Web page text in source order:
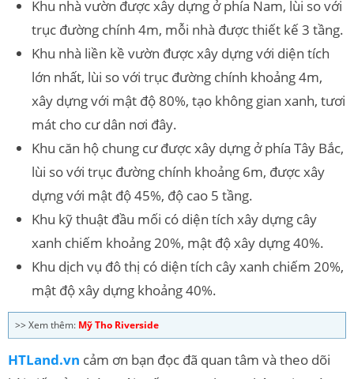
Khu nhà vườn được xây dựng ở phía Nam, lùi so với
trục đường chính 4m, mỗi nhà được thiết kế 3 tầng.
Khu nhà liền kề vườn được xây dựng với diện tích
lớn nhất, lùi so với trục đường chính khoảng 4m,
xây dựng với mật độ 80%, tạo không gian xanh, tươi
mát cho cư dân nơi đây.
Khu căn hộ chung cư được xây dựng ở phía Tây Bắc,
lùi so với trục đường chính khoảng 6m, được xây
dựng với mật độ 45%, độ cao 5 tầng.
Khu kỹ thuật đầu mối có diện tích xây dựng cây
xanh chiếm khoảng 20%, mật độ xây dựng 40%.
Khu dịch vụ đô thị có diện tích cây xanh chiếm 20%,
mật độ xây dựng khoảng 40%.
>> Xem thêm: Mỹ Tho Riverside
HTLand.vn cảm ơn bạn đọc đã quan tâm và theo dõi